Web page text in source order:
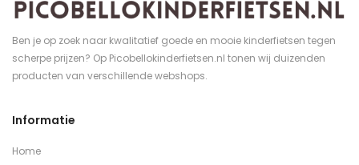
Ben je op zoek naar kwalitatief goede en mooie kinderfietsen tegen
scherpe prijzen? Op Picobellokinderfietsen.nl tonen wij duizenden
producten van verschillende webshops.
Informatie
Home